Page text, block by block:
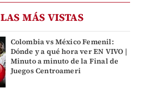
LAS MÁS VISTAS
Colombia vs México Femenil:
Dónde y a qué hora ver EN VIVO |
Minuto a minuto de la Final de
Juegos Centroameri